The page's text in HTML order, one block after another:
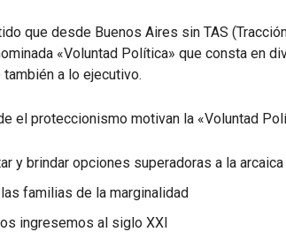
que desde Buenos Aires sin TAS
«Voluntad Política» que consta en
a lo ejecutivo.
el proteccionismo motivan la «Voluntad
y brindar opciones superadoras a la
familias de la marginalidad
ingresemos al siglo XXI